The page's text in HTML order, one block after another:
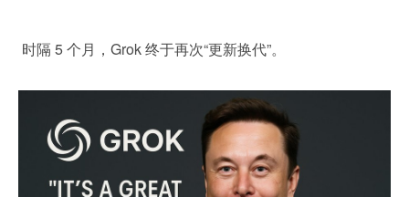
时隔 5 个月，Grok 终于再次“更新换代”。